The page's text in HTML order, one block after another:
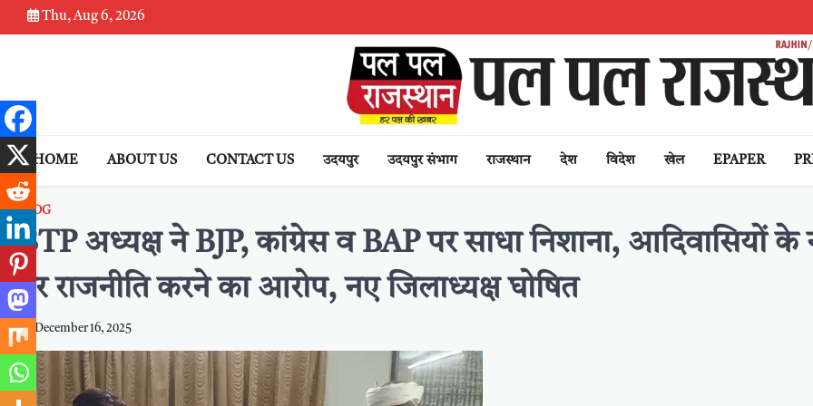
Skip
to
Thu, Aug 6, 2026
HOME ABOUT US CONTACT US उदयपुर उदयपुर संभाग राजस्थान देश विदेश खेल EPAPER
BLOG
BTP अध्यक्ष ने BJP, कांग्रेस व BAP पर साधा निशाना, आदिवासियों के
पर राजनीति करने का आरोप, नए जिलाध्यक्ष घोषित
December 16, 2025